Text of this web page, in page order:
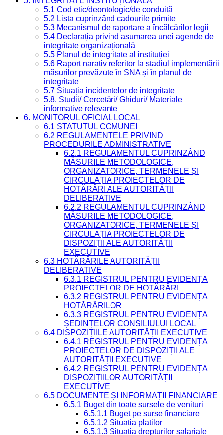
5.1 Cod etic/deontologic/de conduită
5.2 Lista cuprinzând cadourile primite
5.3 Mecanismul de raportare a încălcărilor legii
5.4 Declarația privind asumarea unei agende de
integritate organizațională
5.5 Planul de integritate al instituției
5.6 Raport narativ referitor la stadiul implementării
măsurilor prevăzute în SNA și în planul de
integritate
5.7 Situația incidentelor de integritate
5.8. Studii/ Cercetări/ Ghiduri/ Materiale
informative relevante
6. MONITORUL OFICIAL LOCAL
6.1 STATUTUL COMUNEI
6.2 REGULAMENTELE PRIVIND
PROCEDURILE ADMINISTRATIVE
6.2.1 REGULAMENTUL CUPRINZÂND
MĂSURILE METODOLOGICE,
ORGANIZATORICE, TERMENELE ȘI
CIRCULAȚIA PROIECTELOR DE
HOTĂRÂRI ALE AUTORITĂȚII
DELIBERATIVE
6.2.2 REGULAMENTUL CUPRINZÂND
MĂSURILE METODOLOGICE,
ORGANIZATORICE, TERMENELE ȘI
CIRCULAȚIA PROIECTELOR DE
DISPOZIȚII ALE AUTORITĂȚII
EXECUTIVE
6.3 HOTĂRÂRILE AUTORITĂȚII
DELIBERATIVE
6.3.1 REGISTRUL PENTRU EVIDENȚA
PROIECTELOR DE HOTĂRÂRI
6.3.2 REGISTRUL PENTRU EVIDENȚA
HOTĂRÂRILOR
6.3.3 REGISTRUL PENTRU EVIDENȚA
ȘEDINȚELOR CONSILIULUI LOCAL
6.4 DISPOZIȚIILE AUTORITĂȚII EXECUTIVE
6.4.1 REGISTRUL PENTRU EVIDENȚA
PROIECTELOR DE DISPOZIȚII ALE
AUTORITĂȚII EXECUTIVE
6.4.2 REGISTRUL PENTRU EVIDENȚA
DISPOZIȚIILOR AUTORITĂȚII
EXECUTIVE
6.5 DOCUMENTE ȘI INFORMAȚII FINANCIARE
6.5.1 Buget din toate sursele de venituri
6.5.1.1 Buget pe surse financiare
6.5.1.2 Situatia platilor
6.5.1.3 Situatia drepturilor salariale